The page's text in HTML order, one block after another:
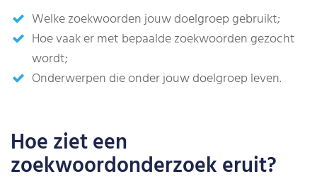
Welke zoekwoorden jouw doelgroep gebruikt;
Hoe vaak er met bepaalde zoekwoorden gezocht
wordt;
Onderwerpen die onder jouw doelgroep leven.
Hoe ziet een
zoekwoordonderzoek eruit?